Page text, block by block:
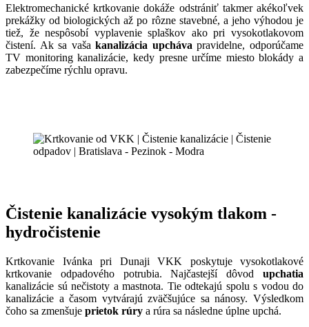
Elektromechanické krtkovanie dokáže odstrániť takmer akékoľvek
prekážky od biologických až po rôzne stavebné, a jeho výhodou je
tiež, že nespôsobí vyplavenie splaškov ako pri vysokotlakovom
čistení. Ak sa vašakanalizácia upcháva pravidelne, odporúčame
TV monitoring kanalizácie, kedy presne určíme miesto blokády a
zabezpečíme rýchlu opravu.
Čistenie kanalizácie vysokým tlakom -
hydročistenie
Krtkovanie Ivánka pri Dunaji VKK poskytuje vysokotlakové
krtkovanie odpadového potrubia. Najčastejší dôvod upchatia
kanalizácie sú nečistoty a mastnota. Tie odtekajú spolu s vodou do
kanalizácie a časom vytvárajú zväčšujúce sa nánosy. Výsledkom
čoho sa zmenšuje prietok rúry a rúra sa následne úplne upchá.